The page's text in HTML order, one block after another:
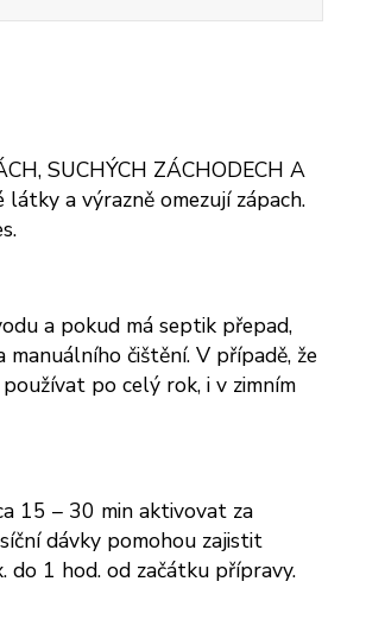
SUCHÝCH ZÁCHODECH A
a výrazně omezují zápach.
a pokud má septik přepad,
manuálního čištění. V případě, že
po celý rok, i v zimním
15 – 30 min aktivovat za
dávky pomohou zajistit
do 1 hod. od začátku přípravy.